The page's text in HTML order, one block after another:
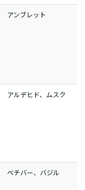
アンブレット
アルデヒド、ムスク
ベチバー、バジル